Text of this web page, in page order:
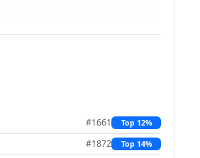
#1661 Top 12%
#1872 Top 14%